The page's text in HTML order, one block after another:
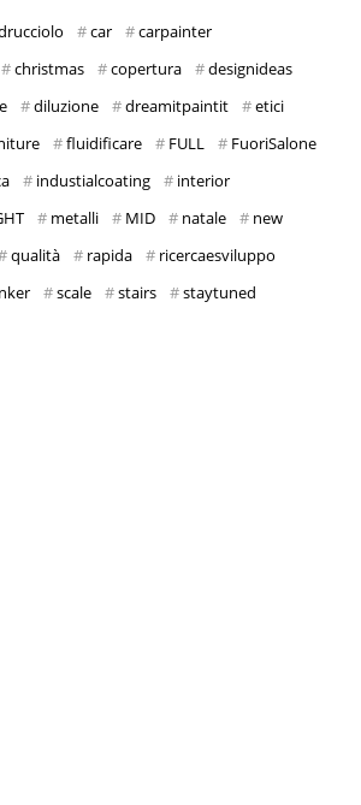
car
carpainter
christmas copertura
designideas
diluzione dreamitpaintit
etici
fluidificare FULL
FuoriSalone
industialcoating
interior
metalli MID natale
new
qualità rapida
ricercaesviluppo
scale stairs
staytuned